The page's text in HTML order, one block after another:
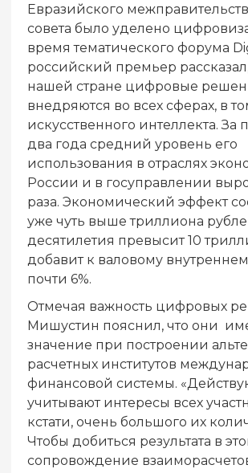
Евразийского
совета было уделено
время тематического форума
российский премьер
нашей стране цифровые
внедряются во всех сферах, в
искусственного интеллекта. За
два года средний уровень его
использования в отраслях
России и в госуправлении
раза. Экономический эффект
уже чуть выше триллиона
десятилетия превысит 10
добавит к валовому
почти 6%.
Отмечая важность цифровых
Мишустин пояснил, что они
значение при построении
расчетных институтов
финансовой системы.
учитывают интересы всех
кстати, очень большого их
Чтобы добиться результата в
сопровождение